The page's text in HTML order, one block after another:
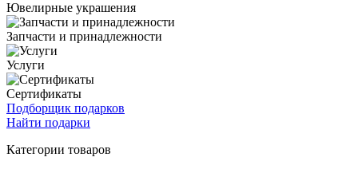
Ювелирные украшения
Запчасти и принадлежности
Услуги
Сертификаты
Подборщик подарков
Найти подарки
Категории товаров